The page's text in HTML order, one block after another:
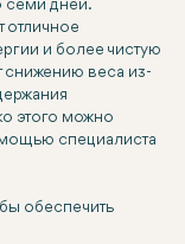
семи дней.
отличное
и более чистую
снижению веса из-
этого можно
специалиста
обеспечить